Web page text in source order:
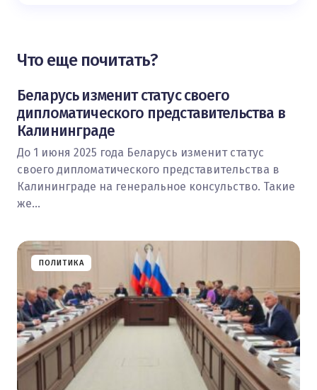
Что еще почитать?
Беларусь изменит статус своего
дипломатического представительства в
Калининграде
До 1 июня 2025 года Беларусь изменит статус
своего дипломатического представительства в
Калининграде на генеральное консульство. Такие
же…
ПОЛИТИКА